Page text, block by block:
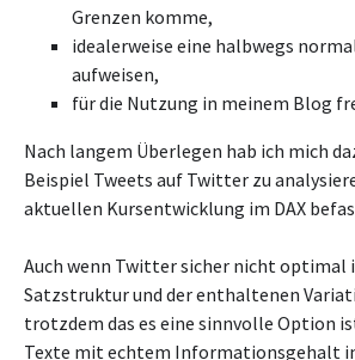
Grenzen komme,
idealerweise eine halbwegs
aufweisen,
für die Nutzung in meinem Blog
Nach langem Überlegen hab ich mich
Beispiel Tweets auf Twitter zu
aktuellen Kursentwicklung im DAX
Auch wenn Twitter sicher nicht optimal
Satzstruktur und der enthaltenen
trotzdem das es eine sinnvolle Option
Texte mit echtem Informationsgehalt